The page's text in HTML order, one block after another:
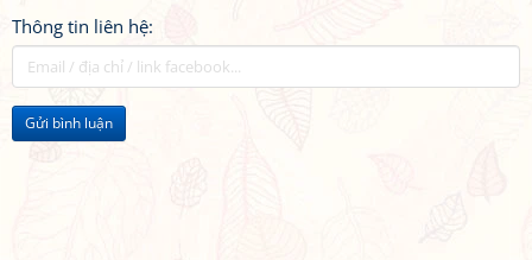
Thông tin liên hệ:
Gửi bình luận